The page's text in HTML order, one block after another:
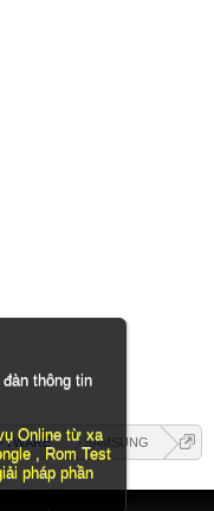
thông tin
Online từ xa
, Rom Test
pháp phần
SAMSUNG